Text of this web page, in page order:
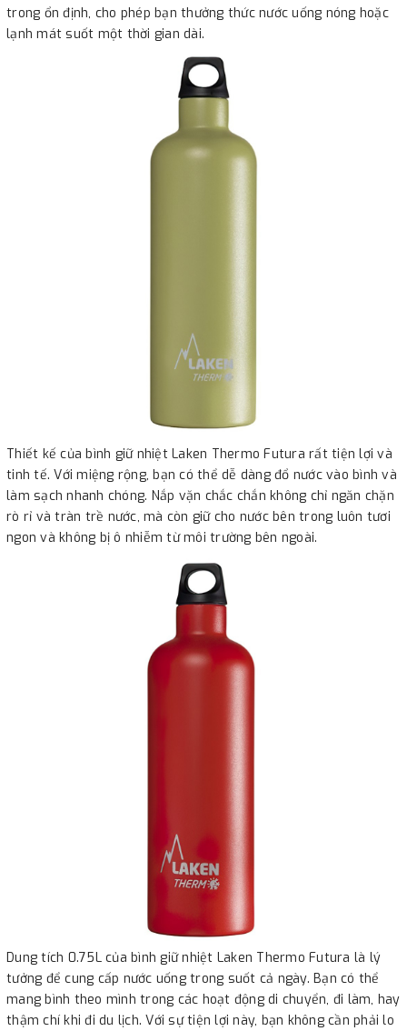
trong ổn định, cho phép bạn thưởng thức nước uống nóng hoặc
lạnh mát suốt một thời gian dài.
Thiết kế của bình giữ nhiệt Laken Thermo Futura rất tiện lợi và
tinh tế. Với miệng rộng, bạn có thể dễ dàng đổ nước vào bình và
làm sạch nhanh chóng. Nắp vặn chắc chắn không chỉ ngăn chặn
rò rỉ và tràn trề nước, mà còn giữ cho nước bên trong luôn tươi
ngon và không bị ô nhiễm từ môi trường bên ngoài.
Dung tích 0.75L của bình giữ nhiệt Laken Thermo Futura là lý
tưởng để cung cấp nước uống trong suốt cả ngày. Bạn có thể
mang bình theo mình trong các hoạt động di chuyển, đi làm, hay
thậm chí khi đi du lịch. Với sự tiện lợi này, bạn không cần phải lo